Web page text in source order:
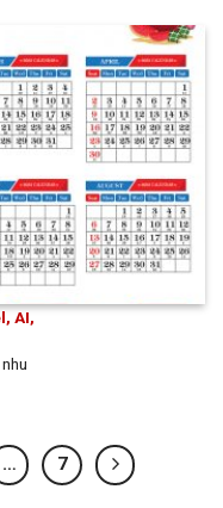
AI,
… 7